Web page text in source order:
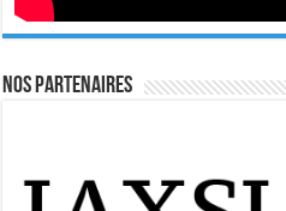
Nos Partenaires